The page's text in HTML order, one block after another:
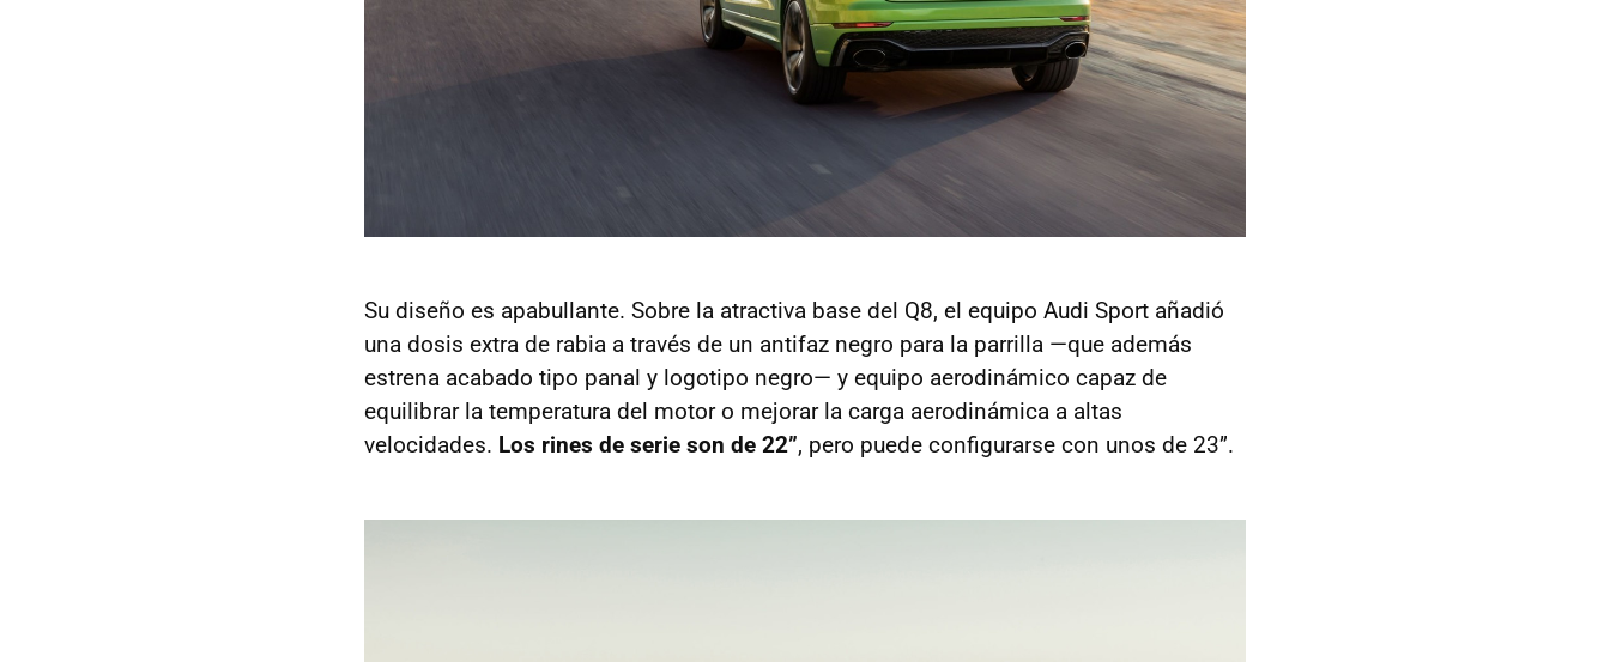
Su diseño es apabullante. Sobre la atractiva base del Q8, el equipo Audi Sport añadió
una dosis extra de rabia a través de un antifaz negro para la parrilla —que además
estrena acabado tipo panal y logotipo negro— y equipo aerodinámico capaz de
equilibrar la temperatura del motor o mejorar la carga aerodinámica a altas
velocidades. Los rines de serie son de 22”, pero puede configurarse con unos de 23”.